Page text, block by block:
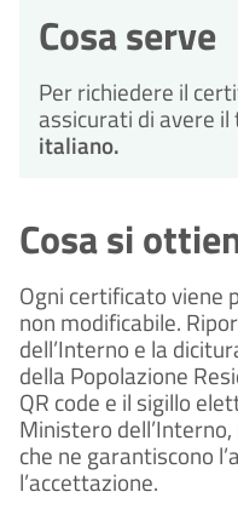
Cosa serve
Per richiedere il
assicurati di avere il
italiano.
Cosa si
Ogni certificato viene
non modificabile.
dell’Interno e la
della Popolazione
QR code e il sigillo
Ministero
che ne garantiscono
l’accettazione.